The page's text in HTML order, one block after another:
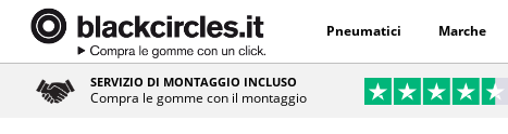
Pneumatici Marche
SERVIZIO DI MONTAGGIO INCLUSO
Compra le gomme con il montaggio